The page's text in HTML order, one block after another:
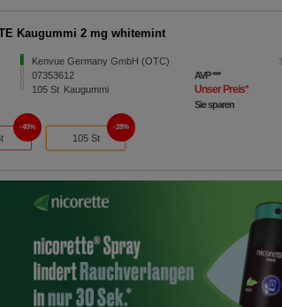
Kaugummi 2 mg whitemint
Kenvue Germany GmbH (OTC)
07353612
105St Kaugummi
AVP***
Unser Preis*
Sie sparen
40%
105 St
28%